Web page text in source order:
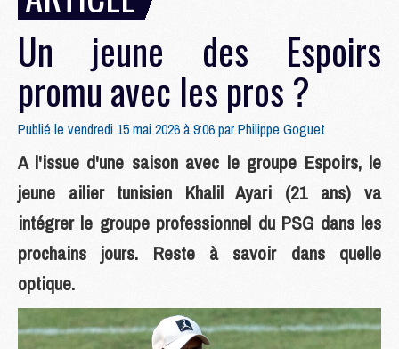
Un jeune des Espoirs
promu avec les pros ?
Publié le vendredi 15 mai 2026 à 9:06 parPhilippe Goguet
A l'issue d'une saison avec le groupe Espoirs, le
jeune ailier tunisien Khalil Ayari (21 ans) va
intégrer le groupe professionnel du PSG dans les
prochains jours. Reste à savoir dans quelle
optique.